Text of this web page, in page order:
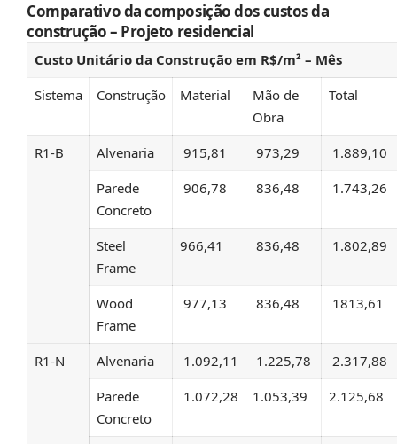
Comparativo da composição dos custos da
construção – Projeto residencial
Custo Unitário da Construção em R$/m² – Mês
Sistema
Construção Material
Mão de
Obra
Total
R1-B Alvenaria 915,81 973,29
1.889,10
Parede
Concreto
906,78 836,48 1.743,26
Steel
Frame
966,41 836,48 1.802,89
Wood
Frame
977,13 836,48 1813,61
R1-N Alvenaria 1.092,11 1.225,78
2.317,88
Parede
Concreto
1.072,28 1.053,39 2.125,68